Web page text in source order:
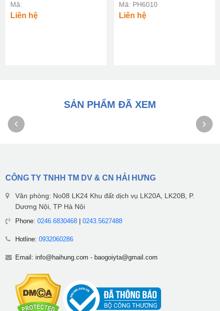
Mã:
Liên hệ
Mã: PH6010
Liên hệ
SẢN PHẨM ĐÃ XEM
CÔNG TY TNHH TM DV & CN HẢI HƯNG
Văn phòng: No08 LK24 Khu đất dịch vụ LK20A, LK20B, P.
Dương Nội, TP Hà Nội
Phone: 0246.6830468| 0243.5627488
Hotline: 0932060286
Email: info@haihung.com - baogoiyta@gmail.com